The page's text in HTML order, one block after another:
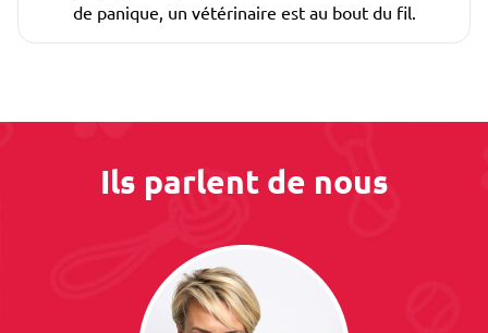
de panique, un vétérinaire est au bout du fil.
Ils parlent de nous